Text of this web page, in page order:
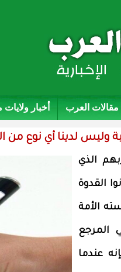
مقالات العرب أخبار ولايات
وليس لدينا أي نوع من
الذي
القدوة
الأمة
المرجع
عندما